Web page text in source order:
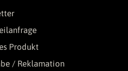
Produkt
/ Reklamation